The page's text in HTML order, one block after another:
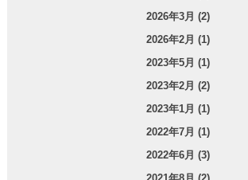
2026年3月 (2)
2026年2月 (1)
2023年5月 (1)
2023年2月 (2)
2023年1月 (1)
2022年7月 (1)
2022年6月 (3)